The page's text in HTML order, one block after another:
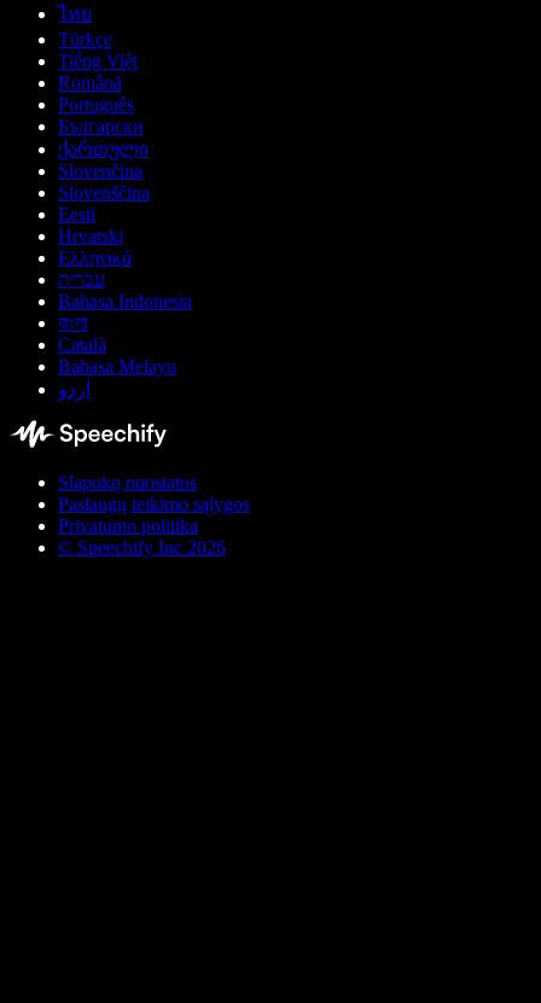
ไทย
Türkçe
Tiếng Việt
Română
Português
Български
ქართული
Slovenčina
Slovenščina
Eesti
Hrvatski
Ελληνικά
עברית
Bahasa Indonesia
বাংলা
Català
Bahasa Melayu
اردو
Slapukų nuostatos
Paslaugų teikimo sąlygos
Privatumo politika
© Speechify Inc 2026